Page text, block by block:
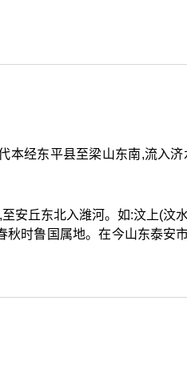
本经东平县至梁山东南,流入
安丘东北入潍河。如:汶上(汶
秋时鲁国属地。在今山东泰安